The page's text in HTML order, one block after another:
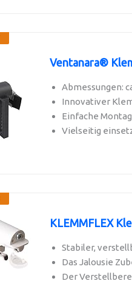
Ventanara®
Abmessungen:
Innovativer
Einfache
Vielseitig
KLEMMFLEX
Stabiler,
Das Jalousie
Der